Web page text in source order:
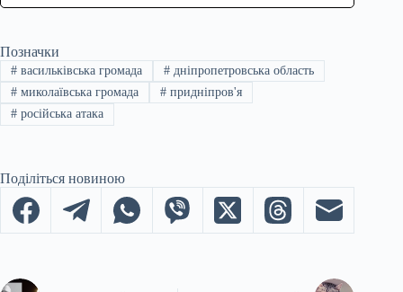
Позначки
#васильківська громада #дніпропетровська область
#миколаївська громада #придніпров'я
#російська атака
Поділіться новиною